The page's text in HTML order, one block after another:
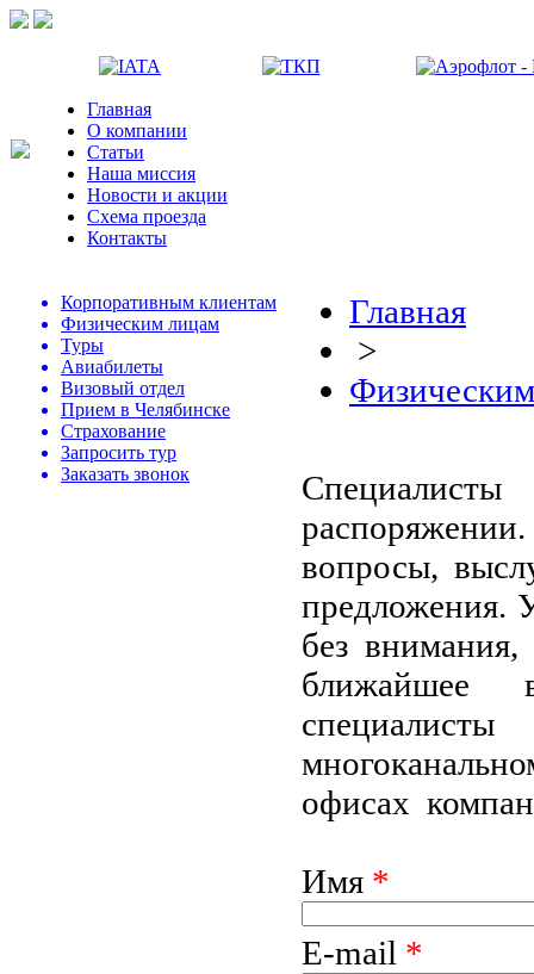
Главная
О компании
Статьи
Наша миссия
Новости и акции
Схема проезда
Контакты
Корпоративным клиентам
Физическим лицам
Туры
Авиабилеты
Визовый отдел
Прием в Челябинске
Страхование
Запросить тур
Заказать звонок
Главная
>
вопросы,
предложения.
без внимания,
ближайшее
офисах
Имя *
E-mail *